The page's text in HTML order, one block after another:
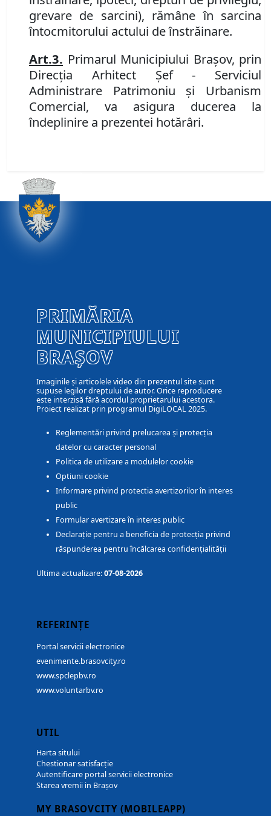
grevare de sarcini), rămâne în sarcina
întocmitorului actului de înstrăinare.
Art.3. Primarul Municipiului Braşov, prin
Direcția Arhitect Șef - Serviciul
Administrare Patrimoniu şi Urbanism
Comercial, va asigura ducerea la
îndeplinire a prezentei hotărâri.
PRIMĂRIA
MUNICIPIULUI
BRAȘOV
Imaginile și articolele video din prezentul site sunt
supuse legilor dreptului de autor. Orice reproducere
este interzisă fără acordul proprietarului acestora.
Proiect realizat prin programul DigiLOCAL 2025.
Reglementări privind prelucarea și protecția
datelor cu caracter personal
Politica de utilizare a modulelor cookie
Optiuni cookie
Informare privind protectia avertizorilor în interes
public
Formular avertizare în interes public
Declarație pentru a beneficia de protecția privind
răspunderea pentru încălcarea confidențialității
Ultima actualizare:07-08-2026
REFERINȚE
Portal servicii electronice
evenimente.brasovcity.ro
www.spclepbv.ro
www.voluntarbv.ro
UTIL
Harta sitului
Chestionar satisfacție
Autentificare portal servicii electronice
Starea vremii in Brașov
MY BRASOVCITY (MOBILEAPP)